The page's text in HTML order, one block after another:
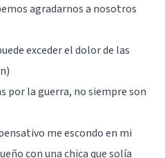
agradarnos a nosotros
exceder el dolor de las
por la guerra, no siempre son
me escondo en mi
con una chica que solía